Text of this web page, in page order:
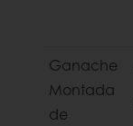
Ganache
Montada
de